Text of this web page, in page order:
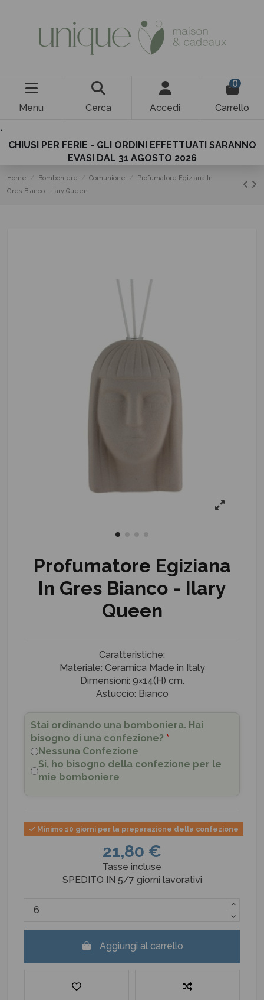
Menu Cerca Accedi
0
Carrello
.
CHIUSI PER FERIE - GLI ORDINI EFFETTUATI SARANNO
EVASI DAL 31 AGOSTO 2026
Home Bomboniere Comunione
Profumatore Egiziana In
Gres Bianco - Ilary Queen
Profumatore Egiziana
In Gres Bianco - Ilary
Queen
Caratteristiche:
Materiale: Ceramica Made in Italy
Dimensioni: 9×14(H) cm.
Astuccio: Bianco
Stai ordinando una bomboniera. Hai
bisogno di una confezione? *
Nessuna Confezione
Si, ho bisogno della confezione per le
mie bomboniere
Minimo 10 giorni per la preparazione della confezione
21,80 €
Tasse incluse
SPEDITO IN 5/7 giorni lavorativi
Aggiungi al carrello